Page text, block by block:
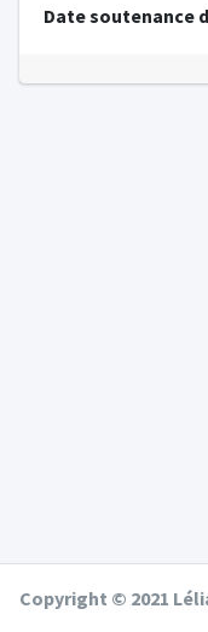
Date soutenance
Copyright © 2021